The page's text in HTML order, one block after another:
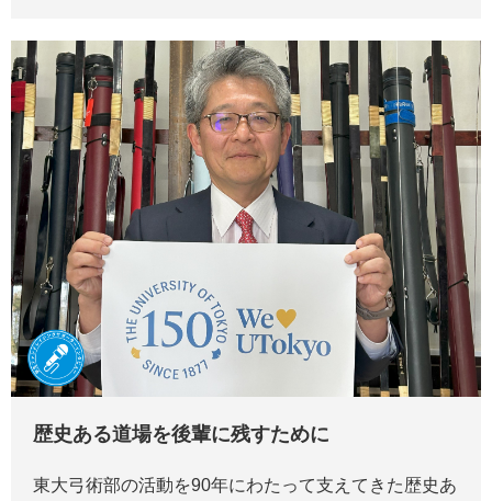
歴史ある道場を後輩に残すために
東大弓術部の活動を90年にわたって支えてきた歴史あ